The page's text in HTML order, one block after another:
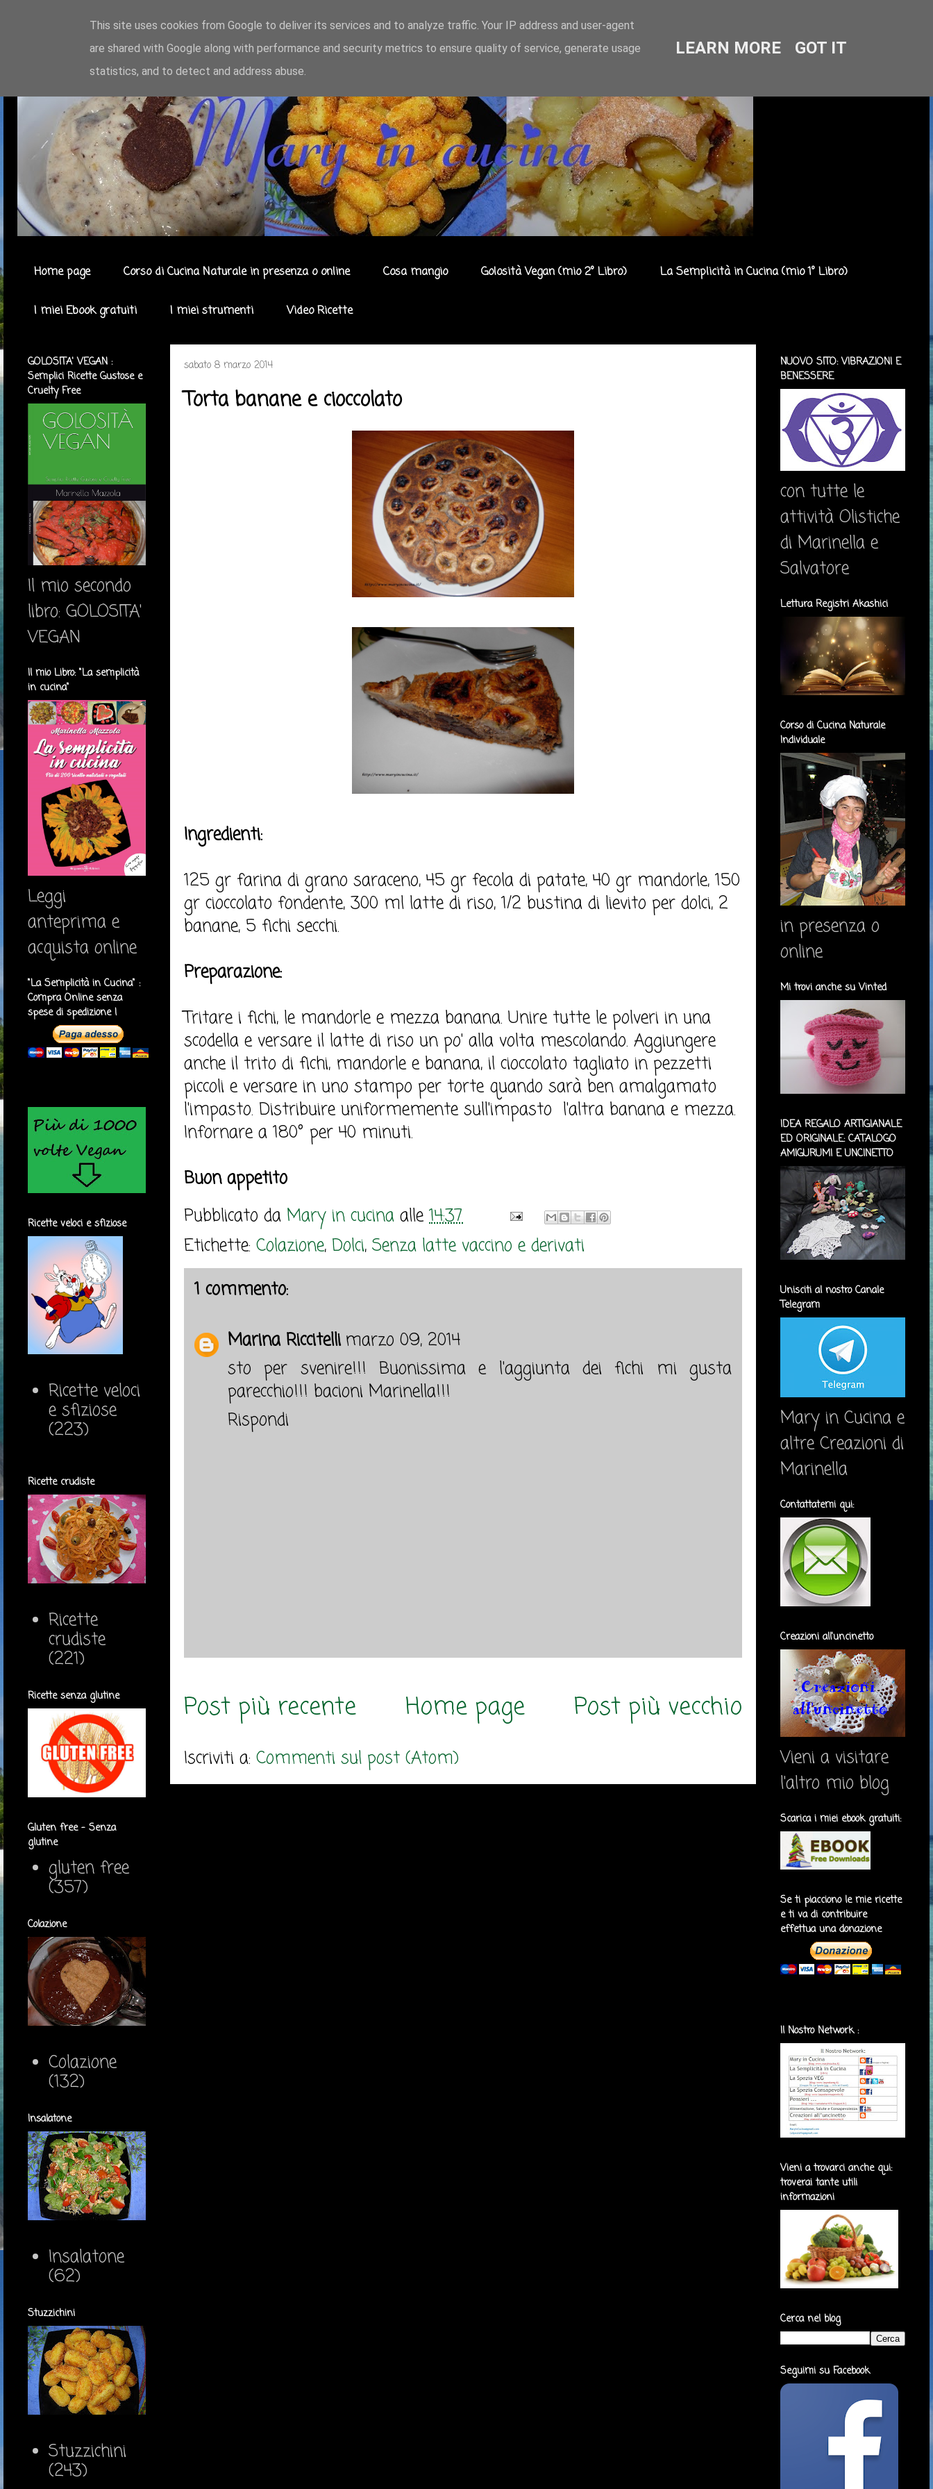
Home page Corso di Cucina Naturale in presenza o online Cosa mangio Golosità Vegan (mio 2° Libro) La Semplicità in Cucina (mio 1° Libro)
I miei Ebook gratuiti I miei strumenti Video Ricette
sabato 8 marzo 2014
Torta banane e cioccolato
Ingredienti:
125 gr farina di grano saraceno, 45 gr fecola di patate, 40 gr mandorle, 150
gr cioccolato fondente, 300 ml latte di riso, 1/2 bustina di lievito per dolci, 2
banane, 5 fichi secchi.
Preparazione:
Tritare i fichi, le mandorle e mezza banana. Unire tutte le polveri in una
scodella e versare il latte di riso un po' alla volta mescolando. Aggiungere
anche il trito di fichi, mandorle e banana, il cioccolato tagliato in pezzetti
piccoli e versare in uno stampo per torte quando sarà ben amalgamato
l'impasto. Distribuire uniformemente sull'impasto l'altra banana e mezza.
Infornare a 180° per 40 minuti.
Buon appetito
Pubblicato da Mary in cucina alle 14:37
Etichette: Colazione, Dolci, Senza latte vaccino e derivati
1 commento:
Marina Riccitelli marzo 09, 2014
sto per svenire!!! Buonissima e l'aggiunta dei fichi mi gusta
parecchio!!! bacioni Marinella!!!
Rispondi
Post più recente Post più vecchio
Home page
Iscriviti a: Commenti sul post (Atom)
GOLOSITA' VEGAN :
Semplici Ricette Gustose e
Cruelty Free
Il mio secondo
libro: GOLOSITA'
VEGAN
Il mio Libro: "La semplicità
in cucina"
Leggi
anteprima e
acquista online
"La Semplicità in Cucina" :
Compra Online senza
spese di spedizione !
Ricette veloci e sfiziose
Ricette veloci
e sfiziose
(223)
Ricette crudiste
Ricette
crudiste
(221)
Ricette senza glutine
Gluten free - Senza
glutine
gluten free
(357)
Colazione
Colazione
(132)
Insalatone
Insalatone
(62)
Stuzzichini
Stuzzichini
(243)
NUOVO SITO: VIBRAZIONI E
BENESSERE
con tutte le
attività Olistiche
di Marinella e
Salvatore
Lettura Registri Akashici
Corso di Cucina Naturale
Individuale
in presenza o
online
Mi trovi anche su Vinted
IDEA REGALO ARTIGIANALE
ED ORIGINALE: CATALOGO
AMIGURUMI E UNCINETTO
Unisciti al nostro Canale
Telegram
Mary in Cucina e
altre Creazioni di
Marinella
Contattatemi qui:
Creazioni all'uncinetto
Vieni a visitare
l'altro mio blog
Scarica i miei ebook gratuiti:
Se ti piacciono le mie ricette
e ti va di contribuire
effettua una donazione
Il Nostro Network :
Vieni a trovarci anche qui:
troverai tante utili
informazioni
Cerca nel blog
Seguimi su Facebook
This site uses cookies from Google to deliver its services and to analyze traffic. Your IP address and user-agent
are shared with Google along with performance and security metrics to ensure quality of service, generate usage
statistics, and to detect and address abuse.
LEARN MORE GOT IT